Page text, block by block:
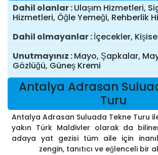
Dahil olanlar Ulaşım Hizmetleri,
Hizmetleri, Öğle Yemeği, Rehberlik
Dahil olmayanlar İçecekler,
Unutmayınız Mayo, Şapkalar,
Gözlüğü, Güneş Kremi
Antalya Adrasan
Turu
Antalya Adrasan Suluada Tekne Turu
yakın Türk Maldivler olarak da
adaya yat gezisi tüm aile için
zengin, tanıtıcı ve eğlenceli bir